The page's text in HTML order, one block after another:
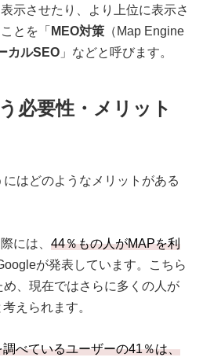
示させたり、より上位に表示さ
とを「 MEO対策 （Map Engine
カルSEO 」などと呼びます。
必要性・メリット
はどのようなメリットがある
には、 44％もの人がMAPを利
が発表しています。こちら
、現在ではさらに多くの人が
えられます。
べているユーザーの41％は、